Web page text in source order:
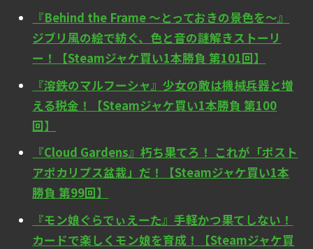
『Behind the Frame ～とっておきの景色を～』
ジブリ風の絵で紡ぐ、色と音の謎解きストーリ
ー！【Steamジャケ買い1本勝負 第101回】
『溶鉄のマルフーシャ』少女の敵は機械兵器と増
える税金！【Steamジャケ買い1本勝負 第100
回】
『Cloud Gardens』朽ち果てろ！ これが「ポスト
アポカリプス盆栽」だ！【Steamジャケ買い1本
勝負 第99回】
『モン娘ぐらでぃえーた』手軽かつ果てしない！
カードで楽しくモン娘を育成！【Steamジャケ買